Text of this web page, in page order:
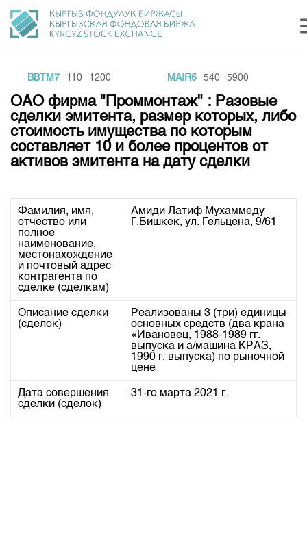
Финансовый рынок KG login Рус Кыр Eng
О нас
Руководство
Внутренний аудитор
Комитеты
Участники торгов
Наши партнеры
Cтратегия развития
Корпоративные документы
Контакты
Товарно-сырьевой сектор
Листинг
Центр раскрытия информации
Тарифы
Аналитика
Финансовый рынок KG
Нормативная база
Биржевая деятельность
Депозитарная деятельность
Центр раскрытия информации
Статистика торгов
Итоги последних торгов
Архив торгов
Индекс и Капитализация
Котировки по драг. металлам
Расписание аукционов по ГЦБ
Результаты аукционов ГЦБ
Учебный центр
Общая информация
План работы на год
BBTM7 110 1200 MAIR6 540 5900
ОАО фирма "Проммонтаж" : Разовые
сделки эмитента, размер которых, либо
стоимость имущества по которым
составляет 10 и более процентов от
активов эмитента на дату сделки
Фамилия, имя,
отчество или
полное
наименование,
местонахождение
и почтовый адрес
контрагента по
сделке (сделкам)
Амиди Латиф Мухаммеду
Г.Бишкек, ул. Гельцена, 9/61
Описание сделки
(сделок)
Реализованы 3 (три) единицы
основных средств (два крана
«Ивановец, 1988-1989 гг.
выпуска и а/машина КРАЗ,
1990 г. выпуска) по рыночной
цене
Дата совершения
сделки (сделок)
31-го марта 2021 г.